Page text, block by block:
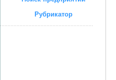
Рубрикатор